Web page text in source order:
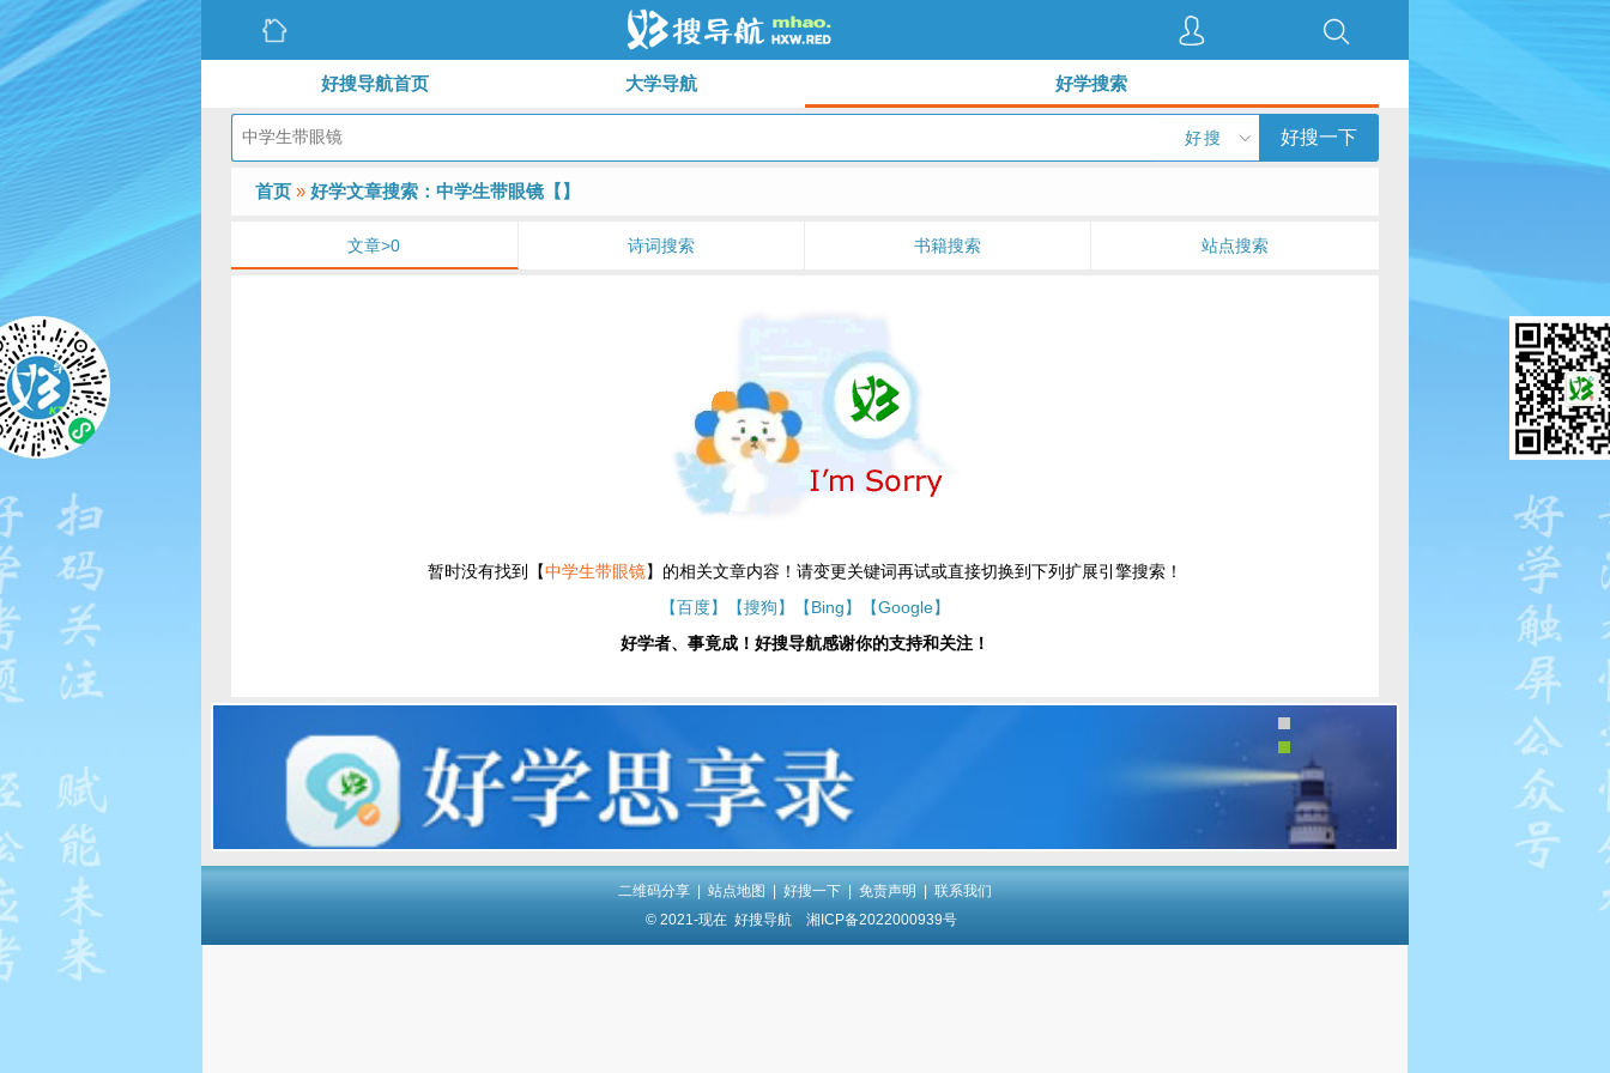
好搜导航首页 大学导航 好学搜索
好搜 好搜一下
首页 » 好学文章搜索：中学生带眼镜【】
文章>0 诗词搜索 书籍搜索 站点搜索
暂时没有找到【中学生带眼镜】的相关文章内容！请变更关键词再试或直接切换到下列扩展引擎搜索！
【百度】
【搜狗】 【Bing】
【Google】
好学者、事竟成！好搜导航感谢你的支持和关注！
二维码分享 站点地图 好搜一下 免责声明
联系我们
© 2021-现在 好搜导航 湘ICP备2022000939号